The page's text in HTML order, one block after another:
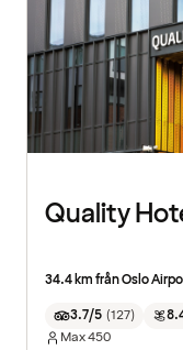
Quality
34.4 km från Oslo
3.7/5 (127)
Max450